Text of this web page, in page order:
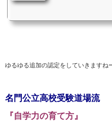
ゆるゆる追加の認定をしていきますね
名門公立高校受験道場流
『自学力の育て方』